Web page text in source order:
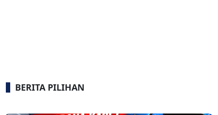
BERITA PILIHAN